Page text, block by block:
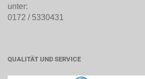
unter:
0172 / 5330431
QUALITÄT UND SERVICE